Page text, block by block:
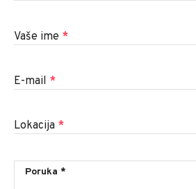
Vaše ime *
E-mail *
Lokacija *